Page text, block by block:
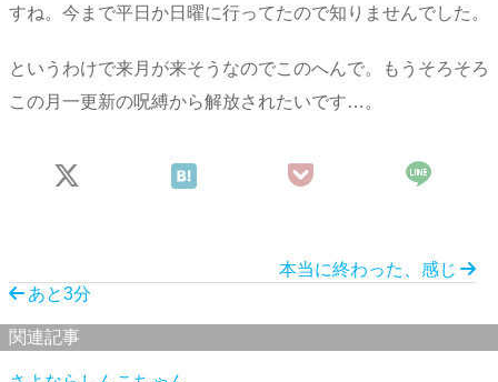
すね。今まで平日か日曜に行ってたので知りませんでした。
というわけで来月が来そうなのでこのへんで。もうそろそろ
この月一更新の呪縛から解放されたいです…。
本当に終わった、感じ
あと3分
関連記事